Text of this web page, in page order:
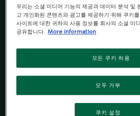
조화로움 & 견과
네스프레소 네스프레소
우리는 소셜 미디어 기능의 제공과 데이터 분석 및
고 개인화된 콘텐츠와 광고를 제공하기 위해 쿠키
사이트에 대한 귀하의 사용 정보를 회사의 소셜 미
공유합니다.
More information
모두 거부
모든 쿠키 허용
쿠키 설정